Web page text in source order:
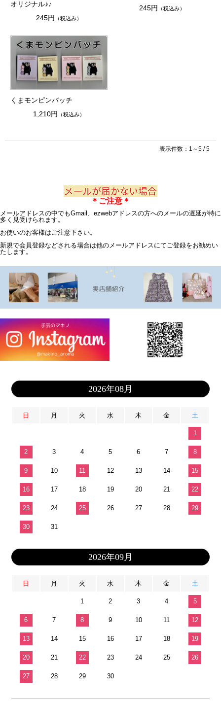
オリジナル♪♪
245円
（税込み）
245円
（税込み）
くまモンピンバッチ
1,210円
（税込み）
表示件数：1～5 / 5
＊ご注意＊
メールアドレスの中でもGmail、ezwebアドレスの方へのメールの遅延が特に
多く見受けられます。
お使いのお客様はご注意下さい。
新規で会員登録などされる場合は他のメールアドレスにてご登録をお勧めい
たします。
2026年08月
日 月 火 水 木 金 土
1
2 3 4 5 6 7 8
9 10 11 12 13 14 15
16 17 18 19 20 21 22
23 24 25 26 27 28 29
30 31
2026年09月
日 月 火 水 木 金 土
1 2 3 4 5
6 7 8 9 10 11 12
13 14 15 16 17 18 19
20 21 22 23 24 25 26
27 28 29 30